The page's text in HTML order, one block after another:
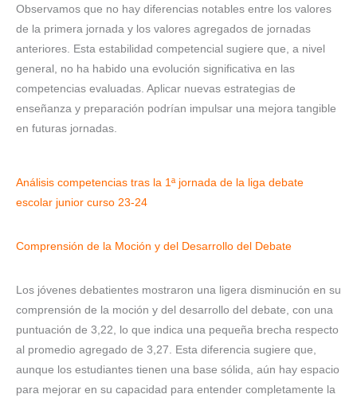
Observamos que no hay diferencias notables entre los valores
de la primera jornada y los valores agregados de jornadas
anteriores. Esta estabilidad competencial sugiere que, a nivel
general, no ha habido una evolución significativa en las
competencias evaluadas. Aplicar nuevas estrategias de
enseñanza y preparación podrían impulsar una mejora tangible
en futuras jornadas.
Análisis competencias tras la 1ª jornada de la liga debate
escolar junior curso 23-24
Comprensión de la Moción y del Desarrollo del Debate
Los jóvenes debatientes mostraron una ligera disminución en su
comprensión de la moción y del desarrollo del debate, con una
puntuación de 3,22, lo que indica una pequeña brecha respecto
al promedio agregado de 3,27. Esta diferencia sugiere que,
aunque los estudiantes tienen una base sólida, aún hay espacio
para mejorar en su capacidad para entender completamente la